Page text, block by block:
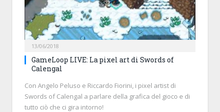
13/06/2018
GameLoop LIVE: La pixel art di Swords of
Calengal
Con Angelo Peluso e Riccardo Fiorini, i pixel artist di
Swords of Calengal a parlare della grafica del gioco e di
tutto ciò che ci gira intorno!